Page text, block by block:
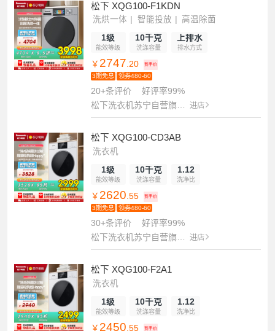
松下 XQG100-F1KDN
洗烘一体 智能投放 高温除菌
1级
能效等级
10千克
洗涤容量
上排水
排水方式
￥ 2747 .20 到手价
3期免息 领券480-60
20+条评价
好评率99%
松下洗衣机苏宁自营旗舰店
进店
松下 XQG100-CD3AB
洗衣机
1级
能效等级
10千克
洗涤容量
1.12
洗净比
￥ 2620 .55 到手价
3期免息 领券480-60
30+条评价
好评率99%
松下洗衣机苏宁自营旗舰店
进店
松下 XQG100-F2A1
洗衣机
1级
能效等级
10千克
洗涤容量
1.12
洗净比
￥ 2450 .55 到手价